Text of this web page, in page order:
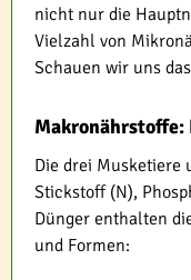
nicht nur die
Vielzahl von
Schauen wir uns
Makronährstoffe:
Die drei Musketiere
Stickstoff (N),
Dünger enthalten
und Formen: